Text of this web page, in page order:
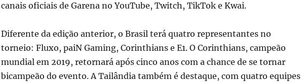
canais oficiais de Garena no YouTube, Twitch, TikTok e Kwai.
Diferente da edição anterior, o Brasil terá quatro representantes no
torneio: Fluxo, paiN Gaming, Corinthians e E1. O Corinthians, campeão
mundial em 2019, retornará após cinco anos com a chance de se tornar
bicampeão do evento. A Tailândia também é destaque, com quatro equipes